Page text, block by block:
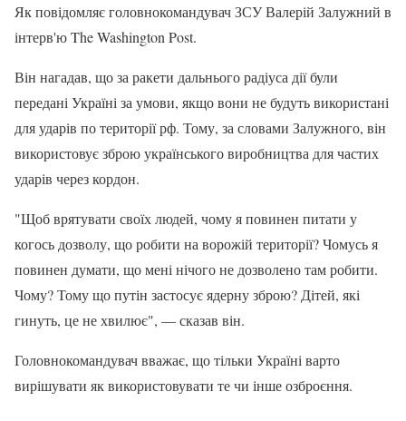
Як повідомляє головнокомандувач ЗСУ Валерій Залужний в
інтерв'ю The Washington Post.
Він нагадав, що за ракети дальнього радіуса дії були
передані Україні за умови, якщо вони не будуть використані
для ударів по території рф. Тому, за словами Залужного, він
використовує зброю українського виробництва для частих
ударів через кордон.
"Щоб врятувати своїх людей, чому я повинен питати у
когось дозволу, що робити на ворожій території? Чомусь я
повинен думати, що мені нічого не дозволено там робити.
Чому? Тому що путін застосує ядерну зброю? Дітей, які
гинуть, це не хвилює", — сказав він.
Головнокомандувач вважає, що тільки Україні варто
вирішувати як використовувати те чи інше озброєння.